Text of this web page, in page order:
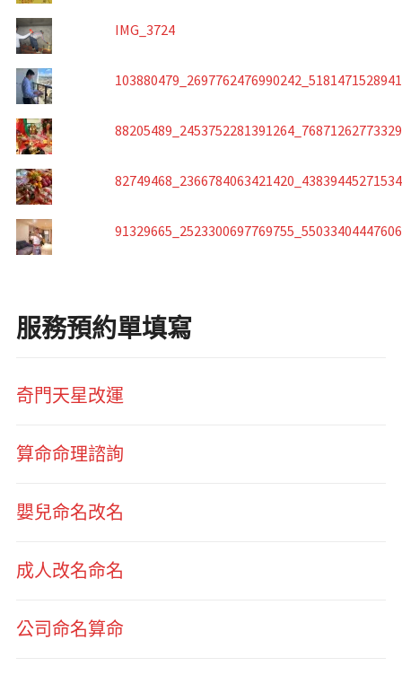
IMG_3724
服務預約單填寫
奇門天星改運
算命命理諮詢
嬰兒命名改名
成人改名命名
公司命名算命